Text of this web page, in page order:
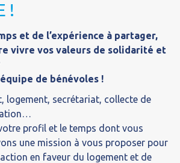
!
et de l’expérience à partager,
vivre vos valeurs de solidarité et
de bénévoles !
logement, secrétariat, collecte de
profil et le temps dont vous
une mission à vous proposer pour
en faveur du logement et de